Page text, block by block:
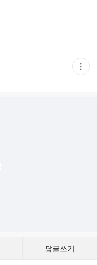
현
재
답글쓰기